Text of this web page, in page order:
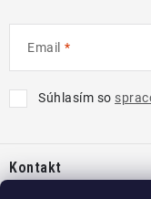
Email
Súhlasím so
pKontakt